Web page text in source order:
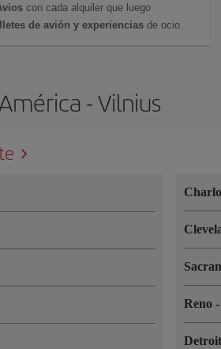
con cada alquiler que luego
de avión y experiencias de ocio.
- Vilnius
Reno